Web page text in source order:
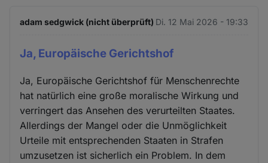
adam sedgwick (nicht überprüft) Di. 12 Mai 2026 - 19:33
Ja, Europäische Gerichtshof
Ja, Europäische Gerichtshof für Menschenrechte
hat natürlich eine große moralische Wirkung und
verringert das Ansehen des verurteilten Staates.
Allerdings der Mangel oder die Unmöglichkeit
Urteile mit entsprechenden Staaten in Strafen
umzusetzen ist sicherlich ein Problem. In dem